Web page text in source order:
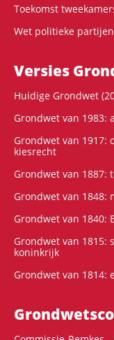
Toekomst
Wet politieke partijen
Versies
Huidige Grondwet
Grondwet van 1983:
Grondwet van 1917:
kiesrecht
Grondwet van 1887:
Grondwet van 1848:
Grondwet van 1840:
Grondwet van 1815:
koninkrijk
Grondwet van 1814: